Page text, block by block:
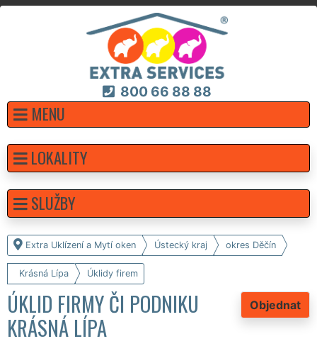
800 66 88 88
MENU
Extra Uklízení a Mytí oken Ústecký kraj okres Děčín
Krásná Lípa Úklidy firem
Objednat
ÚKLID FIRMY ČI PODNIKU
KRÁSNÁ LÍPA
LOKALITY
SLUŽBY